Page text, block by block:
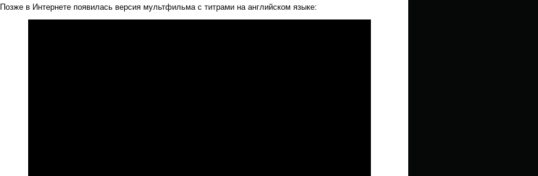
Позже в Интернете появилась версия мультфильма с титрами на английском языке: